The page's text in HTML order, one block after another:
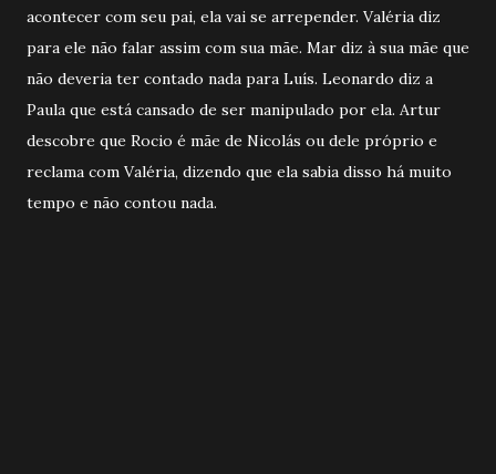
acontecer com seu pai, ela vai se arrepender. Valéria diz
para ele não falar assim com sua mãe. Mar diz à sua mãe que
não deveria ter contado nada para Luís. Leonardo diz a
Paula que está cansado de ser manipulado por ela. Artur
descobre que Rocio é mãe de Nicolás ou dele próprio e
reclama com Valéria, dizendo que ela sabia disso há muito
tempo e não contou nada.